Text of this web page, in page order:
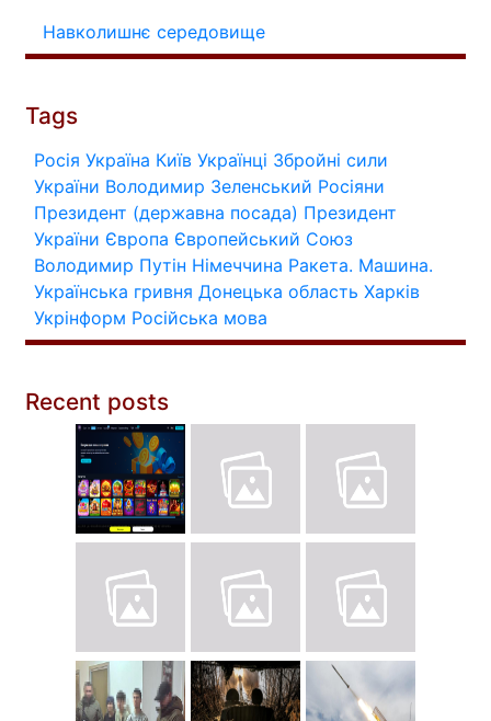
Навколишнє середовище
Tags
Росія Україна Київ Українці Збройні сили
України Володимир Зеленський Росіяни
Президент (державна посада) Президент
України Європа Європейський Союз
Володимир Путін Німеччина Ракета. Машина.
Українська гривня Донецька область Харків
Укрінформ Російська мова
Recent posts